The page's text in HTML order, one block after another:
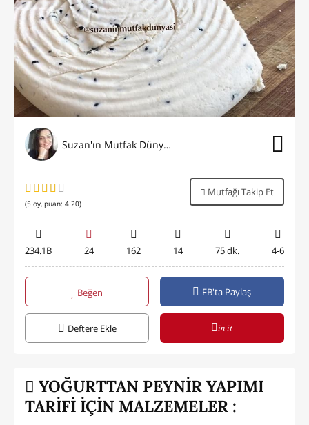
Suzan'ın Mutfak Dünyası
(5 oy, puan: 4.20)
Mutfağı Takip Et
234.1B 24 162 14 75 dk. 4-6
Beğen FB'ta Paylaş
Deftere Ekle in it
YOĞURTTAN PEYNİR YAPIMI
TARİFİ İÇİN MALZEMELER :